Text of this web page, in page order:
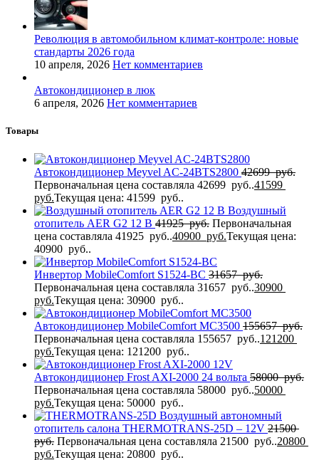
Революция в автомобильном климат-контроле: новые
стандарты 2026 года
10 апреля, 2026 Нет комментариев
Автокондиционер в люк
6 апреля, 2026 Нет комментариев
Товары
Автокондиционер Meyvel AC-24BTS2800 42699руб.
Первоначальная цена составляла 42699 руб..41599
руб.Текущая цена: 41599 руб..
Воздушный
отопитель AER G2 12 В 41925руб. Первоначальная
цена составляла 41925 руб..40900 руб.Текущая цена:
40900 руб..
Инвертор MobileComfort S1524-BC 31657руб.
Первоначальная цена составляла 31657 руб..30900
руб.Текущая цена: 30900 руб..
Автокондиционер MobileComfort MC3500 155657руб.
Первоначальная цена составляла 155657 руб..121200
руб.Текущая цена: 121200 руб..
Автокондиционер Frost AXI-2000 24 вольта 58000руб.
Первоначальная цена составляла 58000 руб..50000
руб.Текущая цена: 50000 руб..
Воздушный автономный
отопитель салона THERMOTRANS-25D – 12V 21500
руб. Первоначальная цена составляла 21500 руб..20800
руб.Текущая цена: 20800 руб..